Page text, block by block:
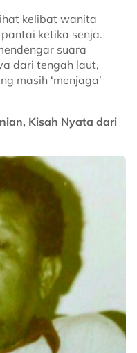
kelibat wanita
ketika senja.
suara
dari tengah laut,
masih ‘menjaga’
Kisah Nyata dari